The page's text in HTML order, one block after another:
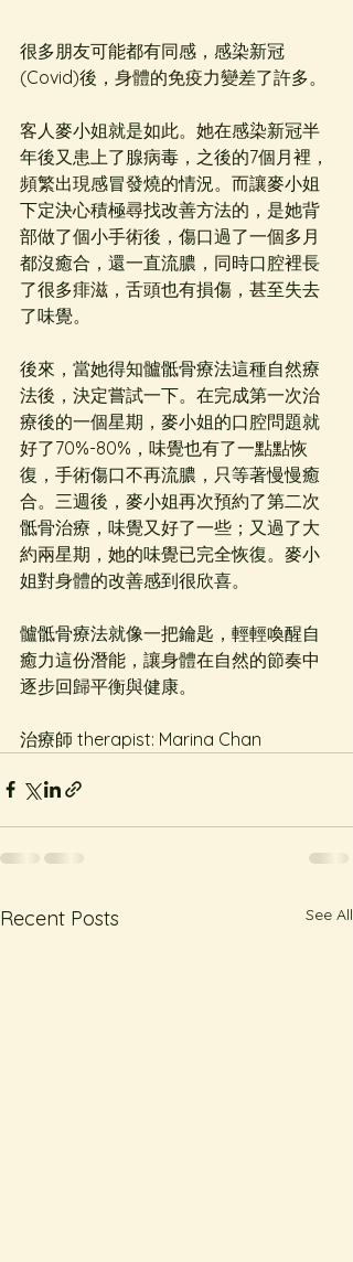
很多朋友可能都有同感，感染新冠
(Covid)後，身體的免疫力變差了許多。
客人麥小姐就是如此。她在感染新冠半
年後又患上了腺病毒，之後的7個月裡，
頻繁出現感冒發燒的情況。而讓麥小姐
下定決心積極尋找改善方法的，是她背
部做了個小手術後，傷口過了一個多月
都沒癒合，還一直流膿，同時口腔裡長
了很多痱滋，舌頭也有損傷，甚至失去
了味覺。
後來，當她得知髗骶骨療法這種自然療
法後，決定嘗試一下。在完成第一次治
療後的一個星期，麥小姐的口腔問題就
好了70%-80%，味覺也有了一點點恢
復，手術傷口不再流膿，只等著慢慢癒
合。三週後，麥小姐再次預約了第二次
骶骨治療，味覺又好了一些；又過了大
約兩星期，她的味覺已完全恢復。麥小
姐對身體的改善感到很欣喜。
髗骶骨療法就像一把鑰匙，輕輕喚醒自
癒力這份潛能，讓身體在自然的節奏中
逐步回歸平衡與健康。
治療師 therapist: Marina Chan
Recent Posts See All